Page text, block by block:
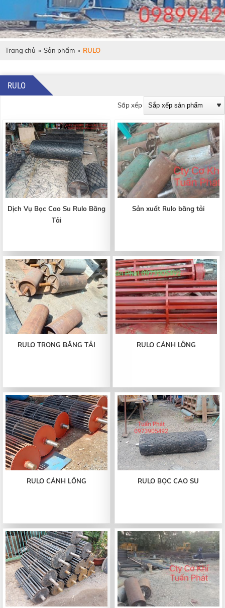
Trang chủ » Sản phẩm » RULO
RULO
Sắp xếp
Dịch Vụ Bọc Cao Su Rulo Băng
Tải
Sản xuất Rulo băng tải
RULO TRONG BĂNG TẢI RULO CÁNH LỒNG
RULO CÁNH LỒNG RULO BỌC CAO SU